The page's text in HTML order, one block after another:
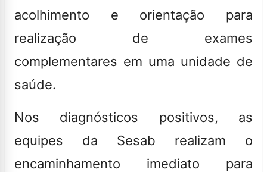
acolhimento e orientação para
realização de exames
complementares em uma unidade de
saúde.
Nos diagnósticos positivos, as
equipes da Sesab realizam o
encaminhamento imediato para